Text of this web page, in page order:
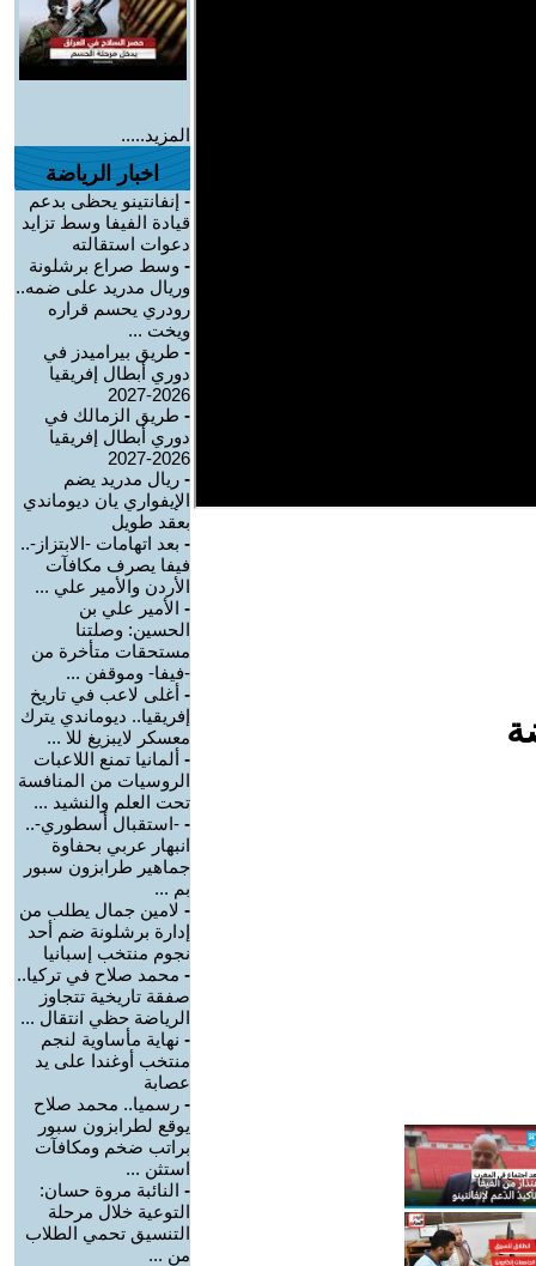
المزيد.....
اخبار الرياضة
- إنفانتينو يحظى بدعم
قيادة الفيفا وسط تزايد
دعوات استقالته
- وسط صراع برشلونة
وريال مدريد على ضمه..
رودري يحسم قراره
ويخت ...
- طريق بيراميدز في
دوري أبطال إفريقيا
2026-2027
- طريق الزمالك في
دوري أبطال إفريقيا
2026-2027
- ريال مدريد يضم
الإيفواري يان ديوماندي
بعقد طويل
- بعد اتهامات -الابتزاز-..
فيفا يصرف مكافآت
الأردن والأمير علي ...
- الأمير علي بن
الحسين: وصلتنا
مستحقات متأخرة من
-فيفا- وموقفن ...
- أغلى لاعب في تاريخ
إفريقيا.. ديوماندي يترك
معسكر لايبزيغ للا ...
- ألمانيا تمنع اللاعبات
الروسيات من المنافسة
تحت العلم والنشيد ...
- -استقبال أسطوري-..
انبهار عربي بحفاوة
جماهير طرابزون سبور
بم ...
- لامين جمال يطلب من
إدارة برشلونة ضم أحد
نجوم منتخب إسبانيا
- محمد صلاح في تركيا..
صفقة تاريخية تتجاوز
الرياضة حظي انتقال ...
- نهاية مأساوية لنجم
منتخب أوغندا على يد
عصابة
- رسميا.. محمد صلاح
يوقع لطرابزون سبور
براتب ضخم ومكافآت
استثن ...
- النائبة مروة حسان:
التوعية خلال مرحلة
التنسيق تحمي الطلاب
من ...